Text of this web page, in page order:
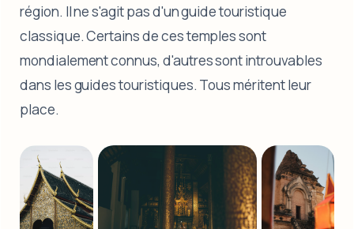
région. Il ne s'agit pas d'un guide touristique
classique. Certains de ces temples sont
mondialement connus, d'autres sont introuvables
dans les guides touristiques. Tous méritent leur
place.